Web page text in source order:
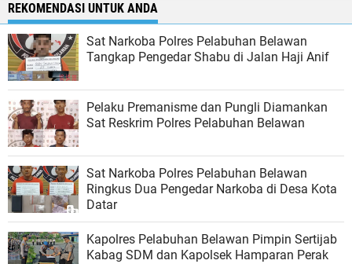
REKOMENDASI UNTUK ANDA
Sat Narkoba Polres Pelabuhan Belawan
Tangkap Pengedar Shabu di Jalan Haji Anif
Pelaku Premanisme dan Pungli Diamankan
Sat Reskrim Polres Pelabuhan Belawan
Sat Narkoba Polres Pelabuhan Belawan
Ringkus Dua Pengedar Narkoba di Desa Kota
Datar
Kapolres Pelabuhan Belawan Pimpin Sertijab
Kabag SDM dan Kapolsek Hamparan Perak